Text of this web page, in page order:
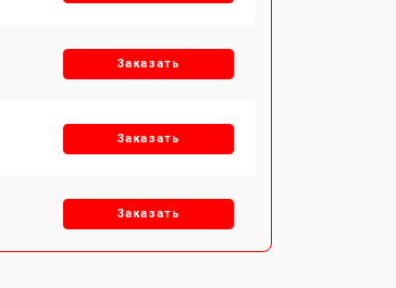
Заказать
Заказать
Заказать